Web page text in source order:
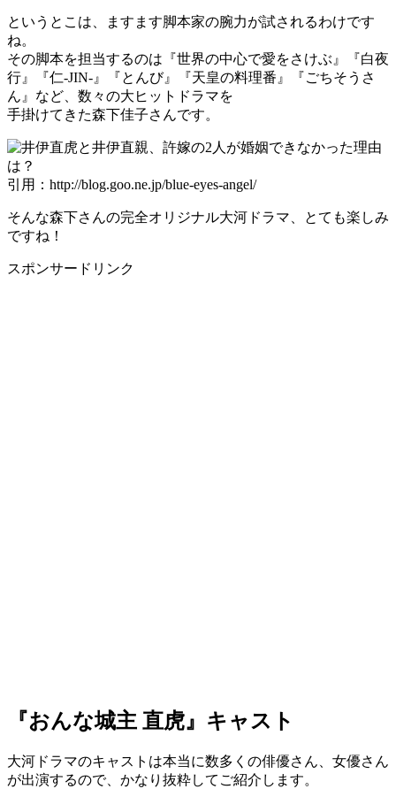
というとこは、ますます脚本家の腕力が試されるわけです
ね。
その脚本を担当するのは『世界の中心で愛をさけぶ』『白夜
行』『仁-JIN-』『とんび』『天皇の料理番』『ごちそうさ
ん』など、数々の大ヒットドラマを
手掛けてきた森下佳子さんです。
引用：http://blog.goo.ne.jp/blue-eyes-angel/
そんな森下さんの完全オリジナル大河ドラマ、とても楽しみ
ですね！
スポンサードリンク
『おんな城主 直虎』キャスト
大河ドラマのキャストは本当に数多くの俳優さん、女優さん
が出演するので、かなり抜粋してご紹介します。